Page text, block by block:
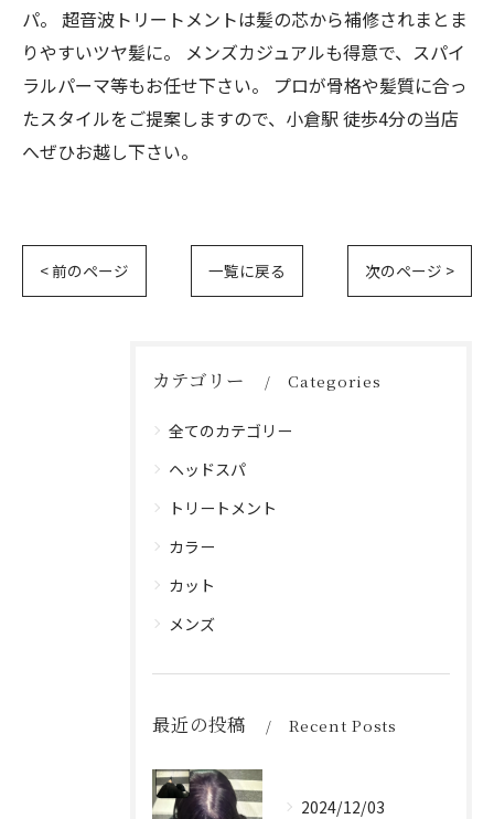
パ。 超音波トリートメントは髪の芯から補修されまとま
りやすいツヤ髪に。 メンズカジュアルも得意で、スパイ
ラルパーマ等もお任せ下さい。 プロが骨格や髪質に合っ
たスタイルをご提案しますので、小倉駅 徒歩4分の当店
へぜひお越し下さい。
< 前のページ 一覧に戻る 次のページ >
カテゴリー Categories
全てのカテゴリー
ヘッドスパ
トリートメント
カラー
カット
メンズ
最近の投稿 Recent Posts
2024/12/03